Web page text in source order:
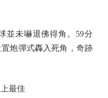
未嚇退佛得角。59分
炮彈式轟入死角，奇跡
最佳